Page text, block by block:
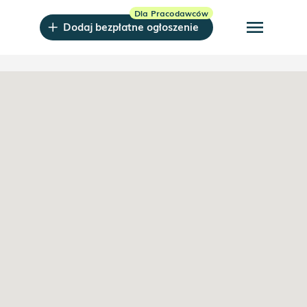
Dodaj bezpłatne ogłoszenie menu